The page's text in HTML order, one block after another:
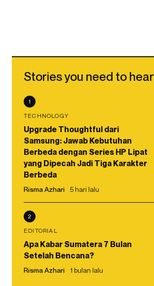
Stories you need to hear
1
TECHNOLOGY
Upgrade Thoughtful dari
Samsung: Jawab Kebutuhan
Berbeda dengan Series HP Lipat
yang Dipecah Jadi Tiga Karakter
Berbeda
Risma Azhari 5 hari lalu
2
EDITORIAL
Apa Kabar Sumatera 7 Bulan
Setelah Bencana?
Risma Azhari 1 bulan lalu